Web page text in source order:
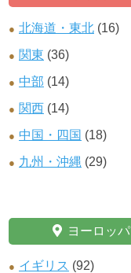
北海道・東北 (16)
関東 (36)
中部 (14)
関西 (14)
中国・四国 (18)
九州・沖縄 (29)
ヨーロッパ
イギリス (92)